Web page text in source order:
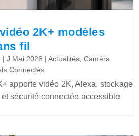
2K+ modèles
fil
|J Mai 2026 |Actualités,Caméra
Connectés
apporte vidéo 2K, Alexa, stockage
sécurité connectée accessible